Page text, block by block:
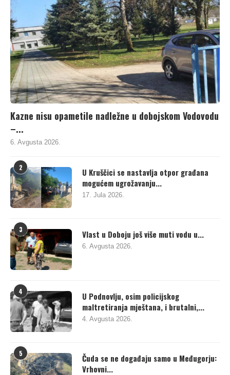
Kazne nisu opametile nadležne u dobojskom Vodovodu
–...
6. Avgusta 2026.
2
U Kruščici se nastavlja otpor građana
mogućem ugrožavanju...
17. Jula 2026.
3 Vlast u Doboju još više muti vodu u...
6. Avgusta 2026.
4
U Podnovlju, osim policijskog
maltretiranja mještana, i brutalni,...
4. Avgusta 2026.
5
Čuda se ne događaju samo u Međugorju:
Vrhovni...